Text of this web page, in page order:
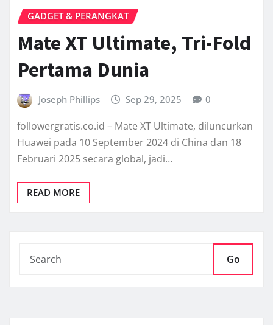
GADGET & PERANGKAT
Mate XT Ultimate, Tri-Fold
Pertama Dunia
Joseph Phillips Sep 29, 2025 0
followergratis.co.id – Mate XT Ultimate, diluncurkan
Huawei pada 10 September 2024 di China dan 18
Februari 2025 secara global, jadi…
READ MORE
Go